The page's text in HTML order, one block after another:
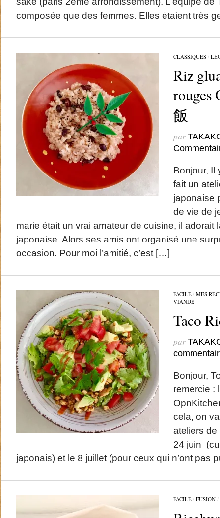
composée que des femmes. Elles étaient très
CLASSIQUES/
Riz
rouges
飯
par
Bonjour, Il
fait un
japonaise
de vie de
marie était un vrai amateur de cuisine, il adorait
japonaise. Alors ses amis ont organisé une
occasion. Pour moi l’amitié, c’est […]
FACILE/ MES
VIANDE
Taco
par
Bonjour,
remercie :
cela, on
ateliers de
24 juin
japonais) et le 8 juillet (pour ceux qui n’ont pas
FACILE/ FUSION/